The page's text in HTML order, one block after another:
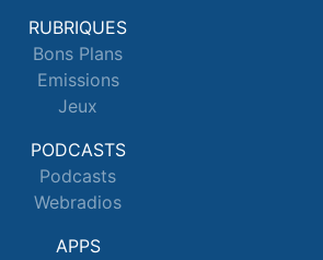
RUBRIQUES
Bons Plans
Emissions
Jeux
PODCASTS
Podcasts
Webradios
APPS